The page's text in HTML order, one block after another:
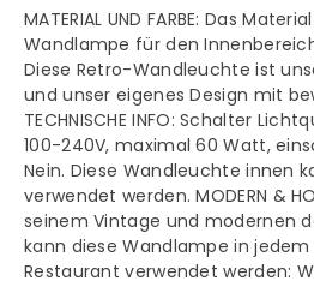
Metall,
Glas,
Wandlampe
Metall,
Glas,
MATERIAL UND FARBE: Das
Wandlampe für den
Diese Retro-Wandleuchte ist
und unser eigenes Design mit
TECHNISCHE INFO: Schalter
100-240V, maximal 60 Watt,
Nein. Diese Wandleuchte innen
verwendet werden. MODERN &
seinem Vintage und modernen
kann diese Wandlampe in jedem
Restaurant verwendet werden: